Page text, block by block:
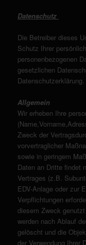
Datenschutz
Die Betreiber dieses
Schutz Ihrer
personenbezogenen
gesetzlichen
Datenschutzerklärung.
Allgemein
Wir erheben Ihre
Zweck der
vorvertraglicher
sowie in geringem
Daten an Dritte findet
Vertrages (z.B.
EDV-Anlage oder zur
Verpflichtungen
diesem Zweck
werden nach Ablauf
gelöscht und die
der Verwendung Ihrer